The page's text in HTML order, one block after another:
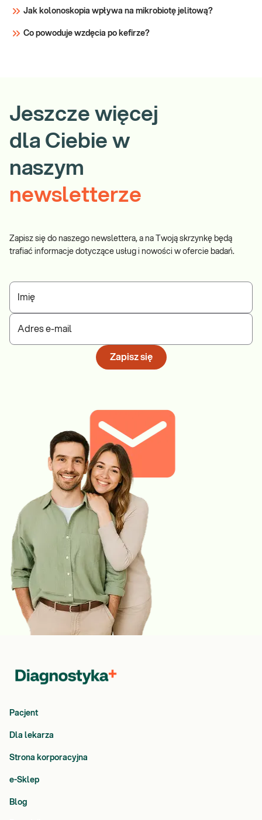
Jak kolonoskopia wpływa na mikrobiotę jelitową?
Co powoduje wzdęcia po kefirze?
Jeszcze więcej
dla Ciebie w
naszym
newsletterze
Zapisz się do naszego newslettera, a na Twoją skrzynkę będą
trafiać informacje dotyczące usług i nowości w ofercie badań.
Imię
Adres e-mail
Zapisz się
Pacjent
Dla lekarza
Strona korporacyjna
e-Sklep
Blog